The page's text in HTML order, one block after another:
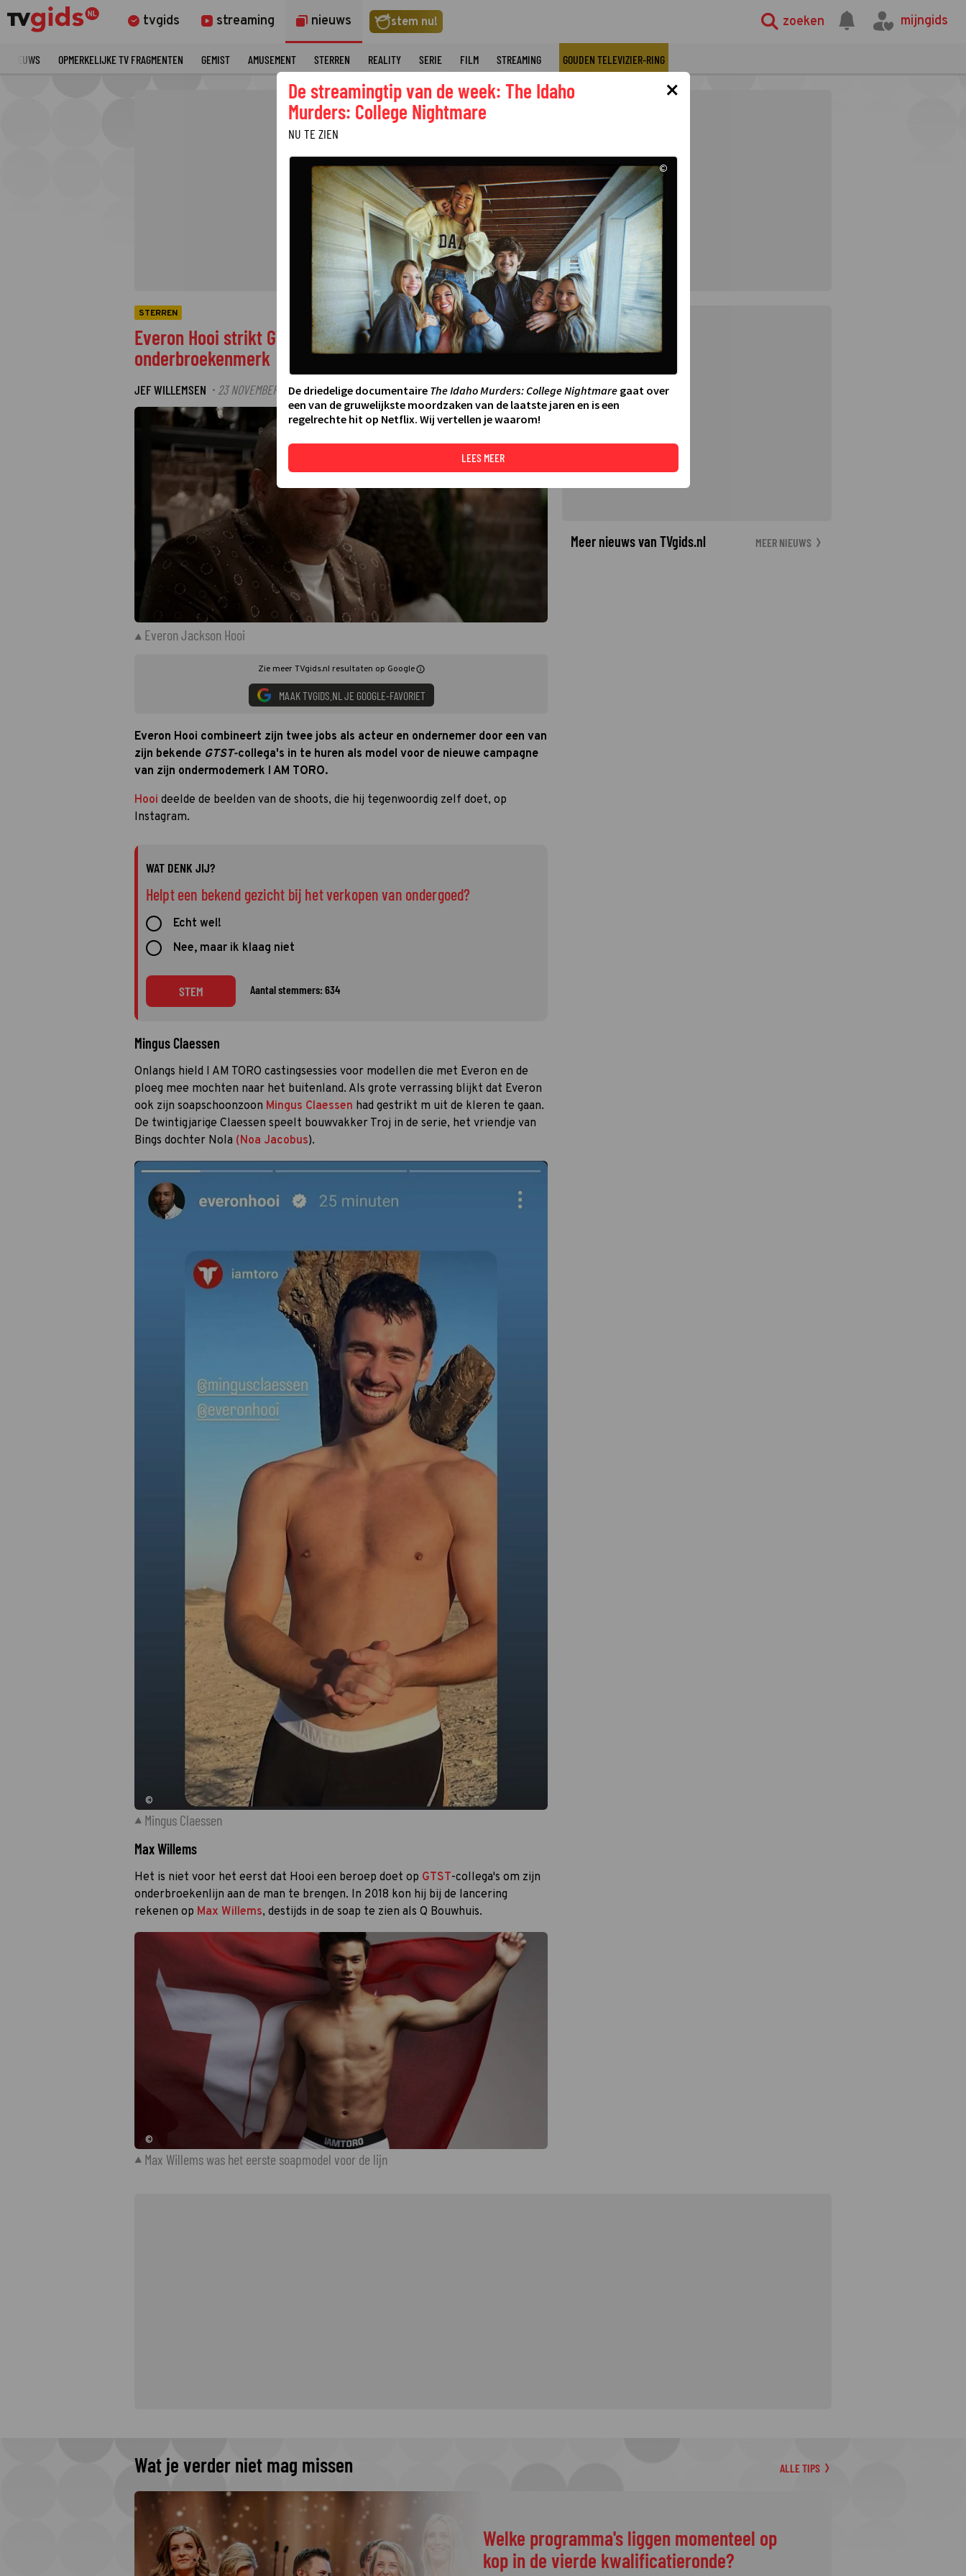
tvgids streaming nieuws stem nu! zoeken mijngids
NIEUWS OPMERKELIJKE TV FRAGMENTEN GEMIST AMUSEMENT STERREN REALITY SERIE FILM STREAMING GOUDEN TELEVIZIER-RING
STERREN
Everon Hooi strikt GTST-collega als model voor
onderbroekenmerk
JEF WILLEMSEN · 23 NOVEMBER 2024 08:05
©
Everon Jackson Hooi
Zie meer TVgids.nl resultaten op Google
MAAK TVGIDS.NL JE GOOGLE-FAVORIET
Everon Hooi combineert zijn twee jobs als acteur en ondernemer door een van
zijn bekende GTST-collega's in te huren als model voor de nieuwe campagne
van zijn ondermodemerk I AM TORO.
Hooi deelde de beelden van de shoots, die hij tegenwoordig zelf doet, op
Instagram.
WAT DENK JIJ?
Helpt een bekend gezicht bij het verkopen van ondergoed?
Echt wel!
Nee, maar ik klaag niet
STEM Aantal stemmers: 634
Mingus Claessen
Onlangs hield I AM TORO castingsessies voor modellen die met Everon en de
ploeg mee mochten naar het buitenland. Als grote verrassing blijkt dat Everon
ook zijn soapschoonzoon Mingus Claessen had gestrikt m uit de kleren te gaan.
De twintigjarige Claessen speelt bouwvakker Troj in de serie, het vriendje van
Bings dochter Nola (Noa Jacobus).
©
Mingus Claessen
Max Willems
Het is niet voor het eerst dat Hooi een beroep doet op GTST-collega's om zijn
onderbroekenlijn aan de man te brengen. In 2018 kon hij bij de lancering
rekenen op Max Willems, destijds in de soap te zien als Q Bouwhuis.
©
Max Willems was het eerste soapmodel voor de lijn
Meer nieuws van TVgids.nl MEER NIEUWS
Wat je verder niet mag missen ALLE TIPS
Welke programma's liggen momenteel op
kop in de vierde kwalificatieronde?
×
De streamingtip van de week: The Idaho
Murders: College Nightmare
NU TE ZIEN
©
De driedelige documentaire The Idaho Murders: College Nightmaregaat over
een van de gruwelijkste moordzaken van de laatste jaren en is een
regelrechte hit op Netflix. Wij vertellen je waarom!
LEES MEER